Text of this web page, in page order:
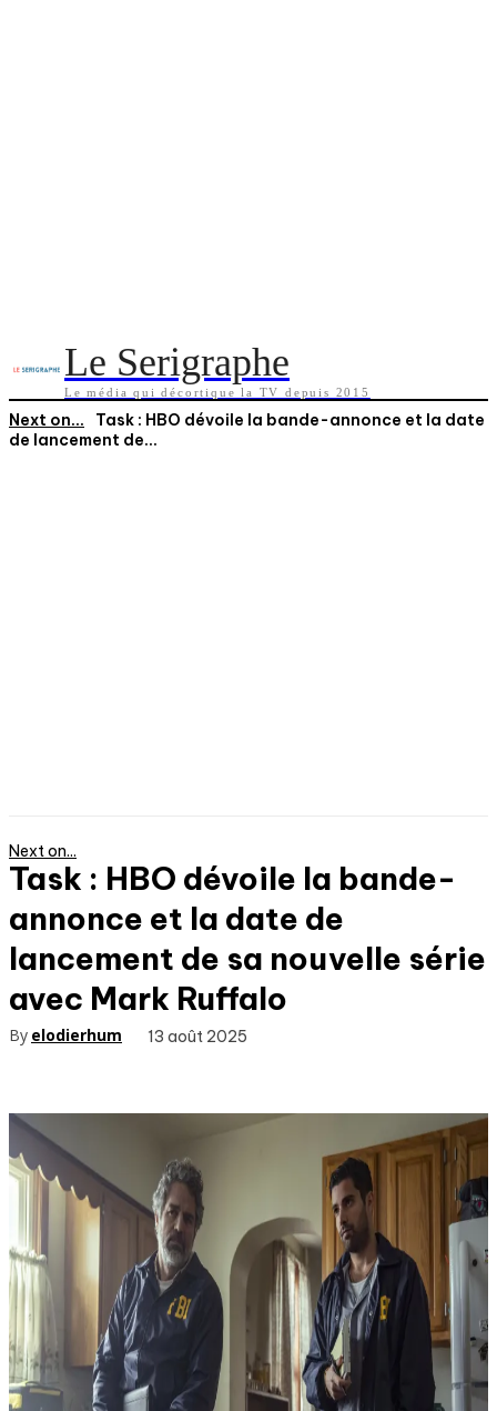
Le Serigraphe
Le média qui décortique la TV depuis 2015
Next on...
Task : HBO dévoile la bande-annonce et la date
de lancement de...
Next on...
Task : HBO dévoile la bande-
annonce et la date de
lancement de sa nouvelle série
avec Mark Ruffalo
By elodierhum 13 août 2025